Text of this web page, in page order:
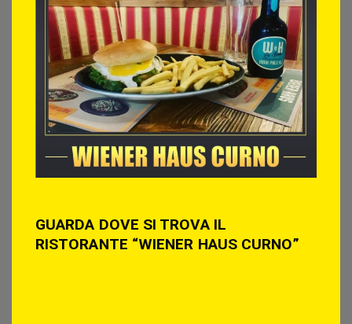
GUARDA DOVE SI TROVA IL
RISTORANTE “WIENER HAUS CURNO”